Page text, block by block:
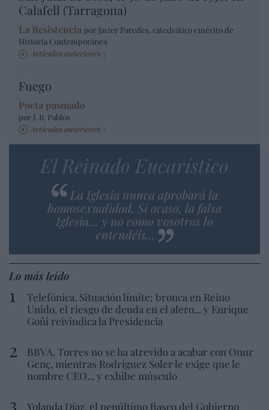
Calafell (Tarragona)
La Resistencia por Javier Paredes, catedrático emérito de
Historia Contemporánea
Artículos anteriores
Fuego
Poeta pasmado
por J. R. Pablos
Artículos anteriores
El Reinado Eucarístico
La Iglesia nunca aprobará la
homosexualidad. Si acaso, la falsa
Iglesia… y no como vosotros lo
entendéis...
Lo más leído
Telefónica. Situación límite: bronca en Reino
Unido, el riesgo de deuda en el alero... y Enrique
Goñi reivindica la Presidencia
BBVA. Torres no se ha atrevido a acabar con Onur
Genç, mientras Rodríguez Soler le exige que le
nombre CEO... y exhibe músculo
Yolanda Díaz, el penúltimo fiasco del Gobierno